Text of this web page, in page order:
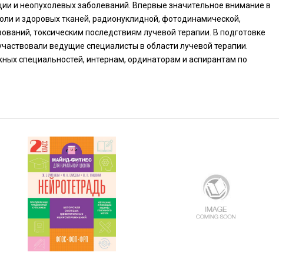
и неопухолевых заболеваний. Впервые значительное внимание в
и здоровых тканей, радионуклидной, фотодинамической,
токсическим последствиям лучевой терапии. В подготовке
ведущие специалисты в области лучевой терапии.
специальностей, интернам, ординаторам и аспирантам по